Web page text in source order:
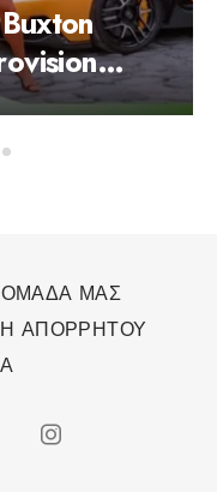
ΜΑΣ
ΑΠΟΡΡΗΤΟΥ